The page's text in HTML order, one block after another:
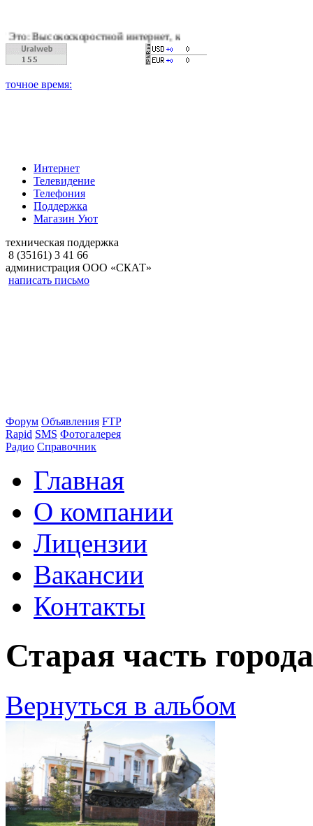
интернет, качественное цифровое и кабельное
Интернет
Телевидение
Телефония
Поддержка
Магазин Уют
техническая поддержка
8 (35161) 3 41 66
администрация ООО «СКАТ»
написать письмо
Форум Объявления FTP
Rapid SMS Фотогалерея
Радио Справочник
Главная
О компании
Лицензии
Вакансии
Контакты
Старая часть
Вернуться в альбом